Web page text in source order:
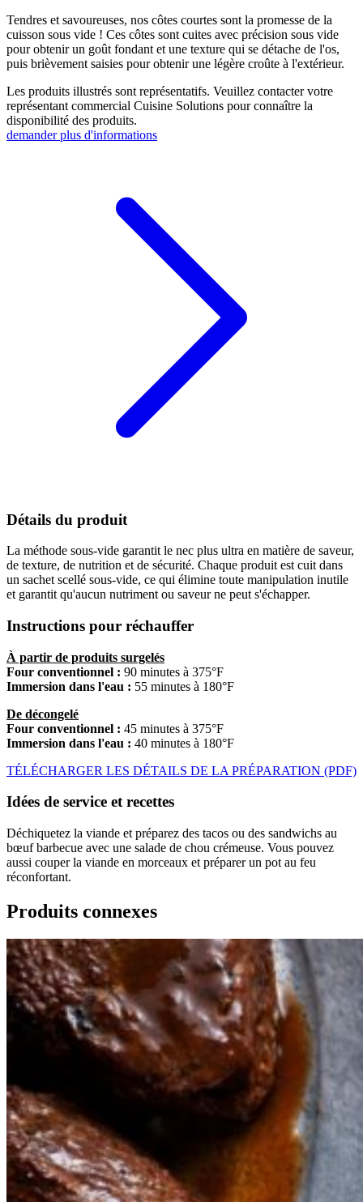
Tendres et savoureuses, nos côtes courtes sont la promesse de la
cuisson sous vide ! Ces côtes sont cuites avec précision sous vide
pour obtenir un goût fondant et une texture qui se détache de l'os,
puis brièvement saisies pour obtenir une légère croûte à l'extérieur.
Les produits illustrés sont représentatifs. Veuillez contacter votre
représentant commercial Cuisine Solutions pour connaître la
disponibilité des produits.
demander plus d'informations
Détails du produit
La méthode sous-vide garantit le nec plus ultra en matière de saveur,
de texture, de nutrition et de sécurité. Chaque produit est cuit dans
un sachet scellé sous-vide, ce qui élimine toute manipulation inutile
et garantit qu'aucun nutriment ou saveur ne peut s'échapper.
Instructions pour réchauffer
À partir de produits surgelés
Four conventionnel : 90 minutes à 375°F
Immersion dans l'eau : 55 minutes à 180°F
De décongelé
Four conventionnel : 45 minutes à 375°F
Immersion dans l'eau : 40 minutes à 180°F
TÉLÉCHARGER LES DÉTAILS DE LA PRÉPARATION (PDF)
Idées de service et recettes
Déchiquetez la viande et préparez des tacos ou des sandwichs au
bœuf barbecue avec une salade de chou crémeuse. Vous pouvez
aussi couper la viande en morceaux et préparer un pot au feu
réconfortant.
Produits connexes